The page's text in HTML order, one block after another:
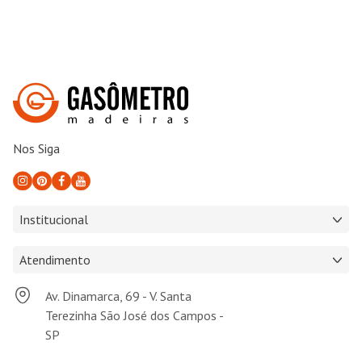
Nos Siga
Institucional
Atendimento
Av. Dinamarca, 69 - V. Santa
Terezinha São José dos Campos -
SP